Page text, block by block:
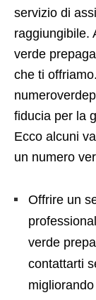
servizio di
raggiungibile.
verde
che ti
fiducia per la
Ecco alcuni
un numero
Offrire un
verde
contattarti